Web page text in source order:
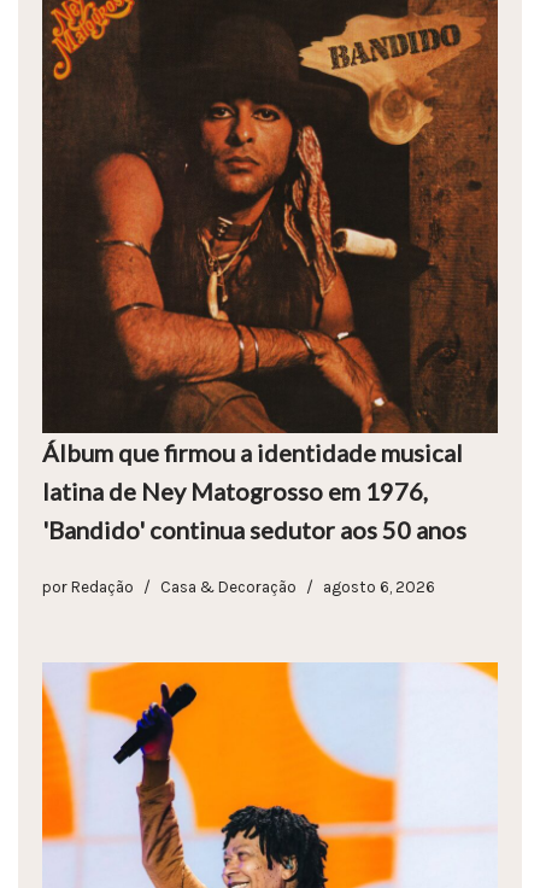
Álbum que firmou a identidade musical
latina de Ney Matogrosso em 1976,
'Bandido' continua sedutor aos 50 anos
por Redação Casa & Decoração agosto 6, 2026